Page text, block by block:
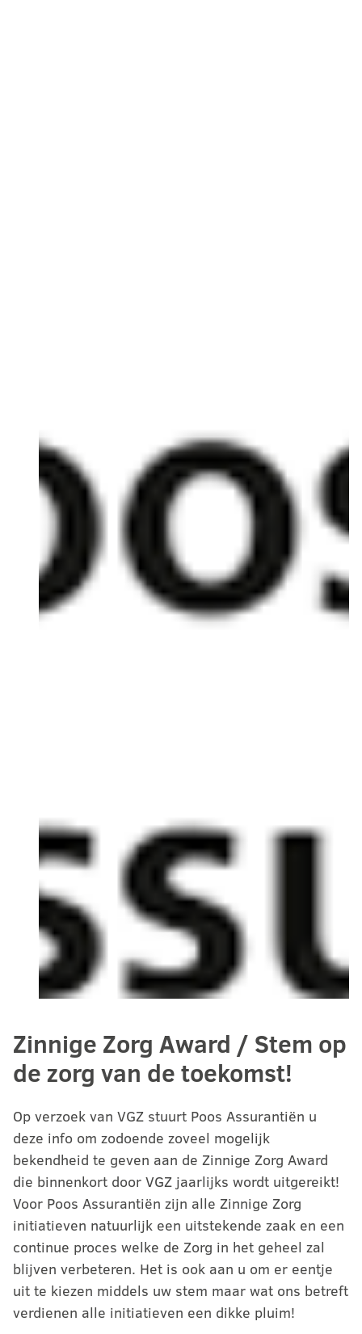
Zinnige Zorg Award / Stem op
de zorg van de toekomst!
Op verzoek van VGZ stuurt Poos Assurantiën u
deze info om zodoende zoveel mogelijk
bekendheid te geven aan de Zinnige Zorg Award
die binnenkort door VGZ jaarlijks wordt uitgereikt!
Voor Poos Assurantiën zijn alle Zinnige Zorg
initiatieven natuurlijk een uitstekende zaak en een
continue proces welke de Zorg in het geheel zal
blijven verbeteren. Het is ook aan u om er eentje
uit te kiezen middels uw stem maar wat ons betreft
verdienen alle initiatieven een dikke pluim!